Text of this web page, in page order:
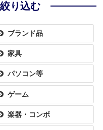
り込む
ブランド品
家具
パソコン等
ゲーム
楽器・コンボ